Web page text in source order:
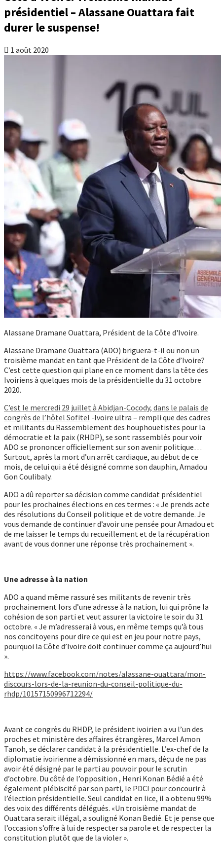
présidentiel – Alassane Ouattara fait
durer le suspense!
1 août 2020
Alassane Dramane Ouattara, Président de la Côte d'Ivoire.
Alassane Dramane Ouattara (ADO) briguera-t-il ou non un
troisième mandat en tant que Président de la Côte d’Ivoire?
C’est cette question qui plane en ce moment dans la tête des
Ivoiriens à quelques mois de la présidentielle du 31 octobre
2020.
C’est le mercredi 29 juillet à Abidjan-Cocody, dans le palais de
congrès de l’hôtel Sofitel -Ivoire ultra – rempli que des cadres
et militants du Rassemblement des houphouëtistes pour la
démocratie et la paix (RHDP), se sont rassemblés pour voir
ADO se prononcer officiellement sur son avenir politique…
Surtout, après la mort d’un arrêt cardiaque, au début de ce
mois, de celui qui a été désigné comme son dauphin, Amadou
Gon Coulibaly.
ADO a dû reporter sa décision comme candidat présidentiel
pour les prochaines élections en ces termes : « Je prends acte
des résolutions du Conseil politique et de votre demande. Je
vous demande de continuer d’avoir une pensée pour Amadou et
de me laisser le temps du recueillement et de la récupération
avant de vous donner une réponse très prochainement ».
Une adresse à la nation
ADO a quand même rassuré ses militants de revenir très
prochainement lors d’une adresse à la nation, lui qui prône la
cohésion de son parti et veut assurer la victoire le soir du 31
octobre. « Je m’adresserai à vous, en même temps qu’à tous
nos concitoyens pour dire ce qui est en jeu pour notre pays,
pourquoi la Côte d’Ivoire doit continuer comme ça aujourd’hui
».
https://www.facebook.com/notes/alassane-ouattara/mon-
discours-lors-de-la-reunion-du-conseil-politique-du-
rhdp/10157150996712294/
Avant ce congrès du RHDP, le président ivoirien a vu l’un des
proches et ministère des affaires étrangères, Marcel Amon
Tanoh, se déclarer candidat à la présidentielle. L’ex-chef de la
diplomatie ivoirienne a démissionné en mars, déçu de ne pas
avoir été désigné par le parti au pouvoir pour le scrutin
d’octobre. Du côté de l’opposition , Henri Konan Bédié a été
également plébiscité par son parti, le PDCI pour concourir à
l’élection présidentielle. Seul candidat en lice, il a obtenu 99%
des voix des différents délégués. «Un troisième mandat de
Ouattara serait illégal, a souligné Konan Bedié. Et je pense que
l’occasion s’offre à lui de respecter sa parole et de respecter la
constitution plutôt que de la violer ».